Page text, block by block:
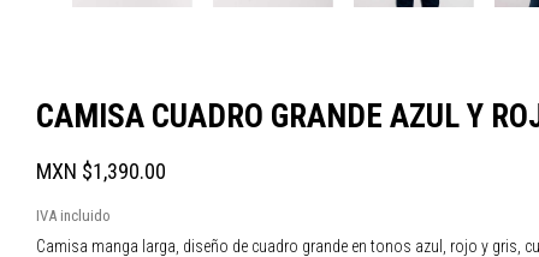
CAMISA CUADRO GRANDE AZUL Y
MXN $1,390.00
IVA incluido
Camisa manga larga, diseño de cuadro grande en tonos azul, rojo y gris,